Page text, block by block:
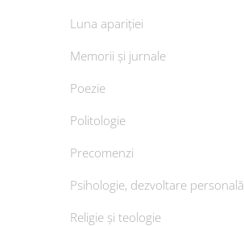
Luna apariției
Memorii și jurnale
Poezie
Politologie
Precomenzi
Psihologie, dezvoltare personală
Religie și teologie